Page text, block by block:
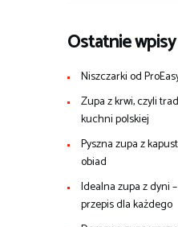
Ostatnie wpisy
Niszczarki od
Zupa z krwi, czyli
kuchni polskiej
Pyszna zupa z
obiad
Idealna zupa z dyni
przepis dla każdego